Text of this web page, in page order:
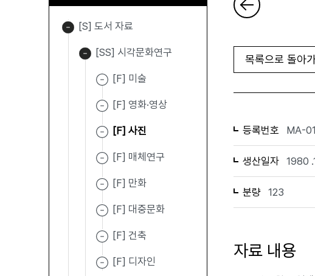
[S] 도서 자료
[SS] 시각문화연구
[F] 미술
[F] 영화·영상
[F] 사진
[F] 매체연구
[F] 만화
[F] 대중문화
[F] 건축
[F] 디자인
목록으로 돌아가
등록번호 MA-
생산일자 1980
분량 123
자료 내용